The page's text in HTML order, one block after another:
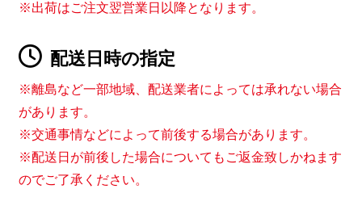
※出荷はご注文翌営業日以降となります。
配送日時の指定
※離島など一部地域、配送業者によっては承れない場合
があります。
※交通事情などによって前後する場合があります。
※配送日が前後した場合についてもご返金致しかねます
のでご了承ください。